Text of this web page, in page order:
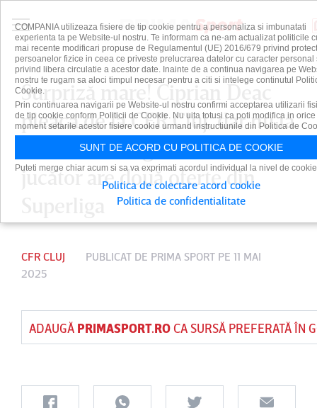
Surpriză mare! Ciprian Deac
pleacă de la CFR Cluj, dar nu ia
în calcul retragerea! Veteranul
jucător are două oferte din
CFR CLUJ PUBLICAT DE PRIMA SPORT PE 11 MAI
2025
ADAUGĂ PRIMASPORT.ROCA SURSĂ PREFERATĂ ÎN
COMPANIA utilizeaza fisiere de tip cookie pentru a personaliza si imbunatati
experienta ta pe Website-ul nostru. Te informam ca ne-am actualizat politicile
mai recente modificari propuse de Regulamentul (UE) 2016/679 privind
persoanelor fizice in ceea ce priveste prelucrarea datelor cu caracter personal
privind libera circulatie a acestor date. Inainte de a continua navigarea pe
nostru te rugam sa aloci timpul necesar pentru a citi si intelege continutul
Cookie.
Prin continuarea navigarii pe Website-ul nostru confirmi acceptarea utilizarii
de tip cookie conform Politicii de Cookie. Nu uita totusi ca poti modifica in orice
moment setarile acestor fisiere cookie urmand instructiunile din Politica de
SUNT DE ACORD CU POLITICA DE COOKIE
Puteti merge chiar acum si sa va exprimati acordul individual la nivel de
Politica de colectare acord cookie
Politica de confidentialitate